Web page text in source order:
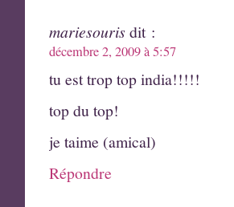
mariesourisdit :
décembre 2, 2009 à 5:57
tu est trop top india!!!!!
top du top!
je taime (amical)
Répondre